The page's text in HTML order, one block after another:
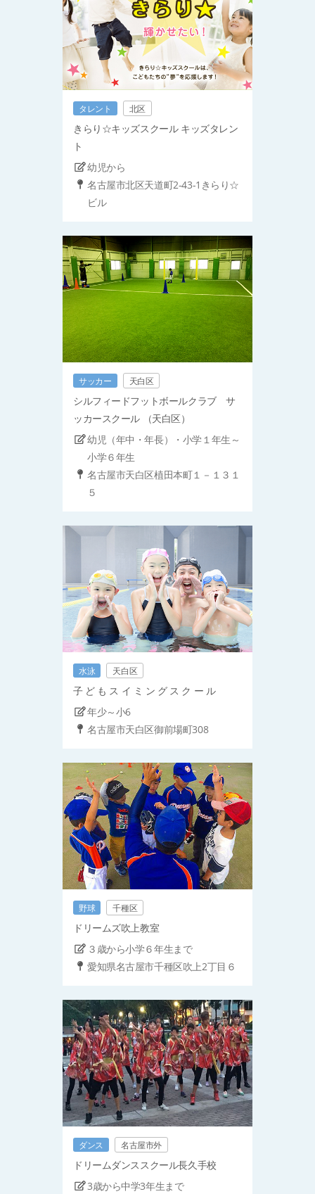
タレント 北区
きらり☆キッズスクール キッズタレン
ト
幼児から
名古屋市北区天道町2-43-1きらり☆
ビル
サッカー 天白区
シルフィードフットボールクラブ サ
ッカースクール （天白区）
幼児（年中・年長）・小学１年生～
小学６年生
名古屋市天白区植田本町１－１３１
５
水泳 天白区
子 ど も ス イ ミ ン グ ス ク ー ル
年少～小6
名古屋市天白区御前場町308
野球 千種区
ドリームズ吹上教室
３歳から小学６年生まで
愛知県名古屋市千種区吹上2丁目６
ダンス 名古屋市外
ドリームダンススクール長久手校
3歳から中学3年生まで